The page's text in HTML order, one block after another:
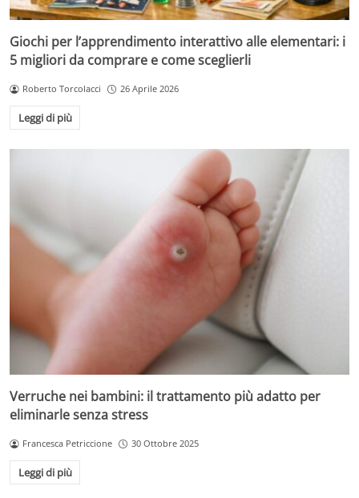
Giochi per l’apprendimento interattivo alle elementari: i
5 migliori da comprare e come sceglierli
Roberto Torcolacci 26 Aprile 2026
Leggi di più
Verruche nei bambini: il trattamento più adatto per
eliminarle senza stress
Francesca Petriccione 30 Ottobre 2025
Leggi di più